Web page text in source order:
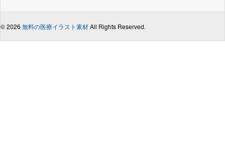
© 2026 無料の医療イラスト素材All Rights Reserved.